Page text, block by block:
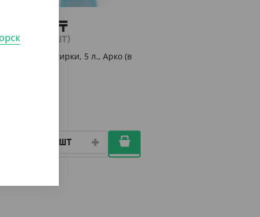
₸
(3 927 /ШТ)
Гель для стирки, 5 л., Арко (в